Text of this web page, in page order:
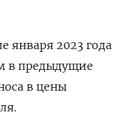
января 2023 года
в предыдущие
в цены